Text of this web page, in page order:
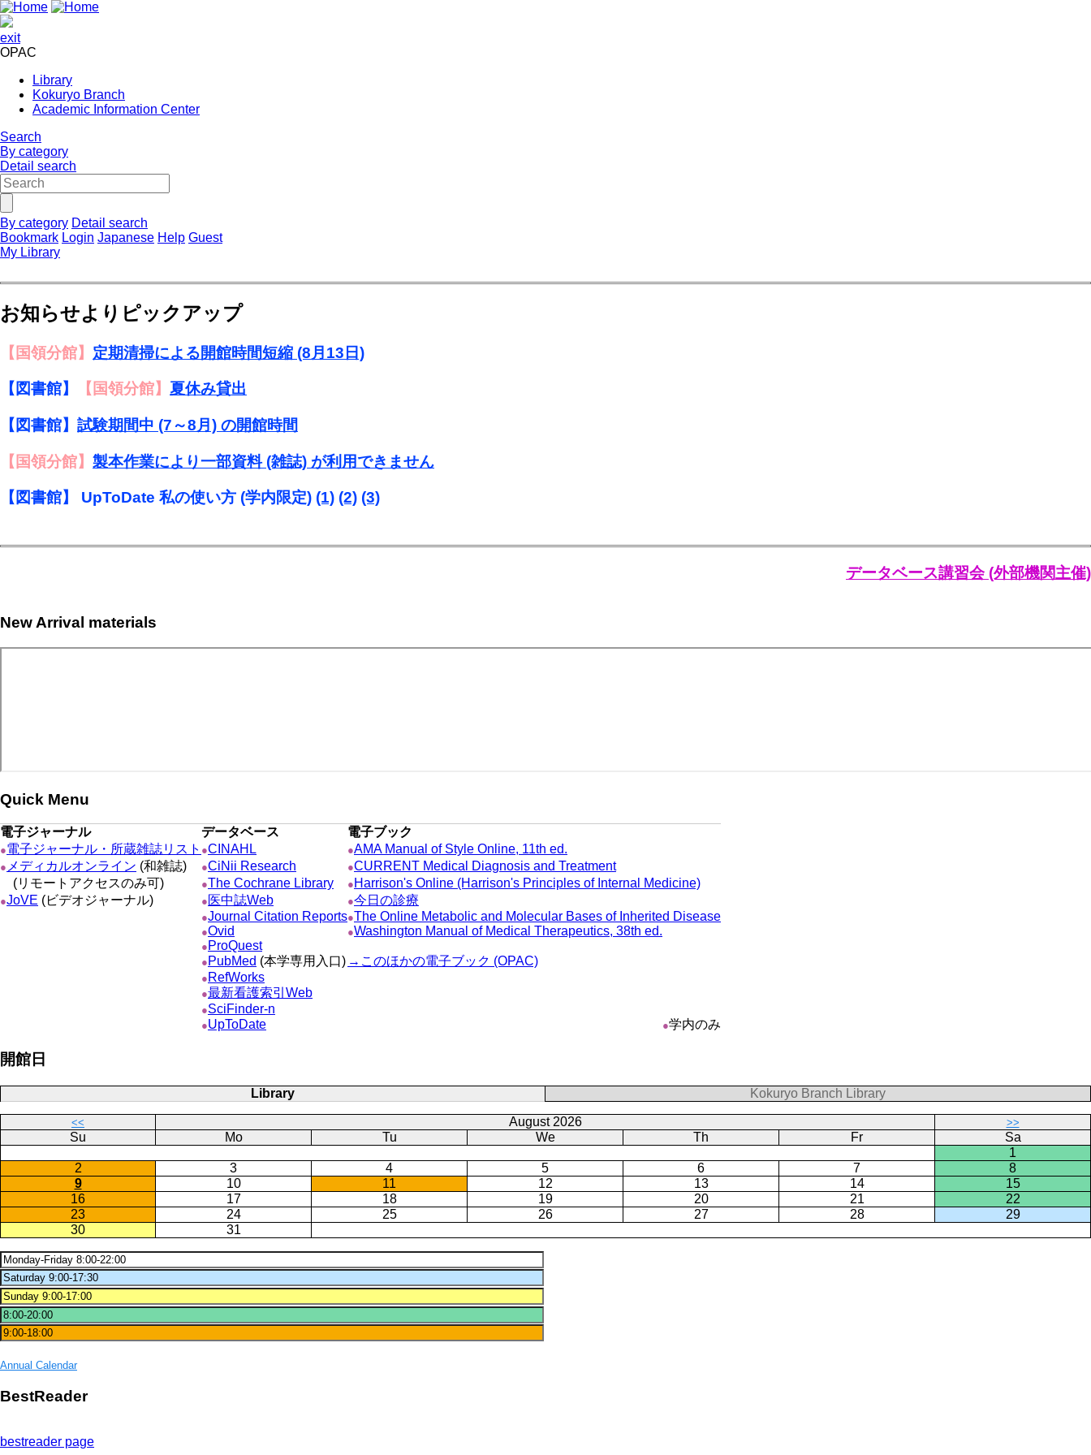
exit
OPAC
Library
Kokuryo Branch
Academic Information Center
Search
By category
Detail search
By category Detail search
Bookmark Login Japanese Help Guest
My Library
お知らせよりピックアップ
【国領分館】 定期清掃による開館時間短縮 (8月13日)
【図書館】 【国領分館】 夏休み貸出
【図書館】 試験期間中 (7～8月) の開館時間
【国領分館】 製本作業により一部資料 (雑誌) が利用できません
【図書館】 UpToDate 私の使い方 (学内限定) (1) (2) (3)
データベース講習会 (外部機関主催)
New Arrival materials
Quick Menu
電子ジャーナル データベース 電子ブック
●電子ジャーナル・所蔵雑誌リスト ●CINAHL ●AMA Manual of Style Online, 11th ed.
● メディカルオンライン (和雑誌) ●CiNii Research ●CURRENT Medical Diagnosis and Treatment
(リモートアクセスのみ可)
●The Cochrane Library ● Harrison's Online (Harrison's Principles of Internal Medicine)
●JoVE (ビデオジャーナル) ● 医中誌Web ●今日の診療
●Journal Citation Reports●The Online Metabolic and Molecular Bases of Inherited Disease
●Ovid ●Washington Manual of Medical Therapeutics, 38th ed.
● ProQuest
● PubMed (本学専用入口) →このほかの電子ブック (OPAC)
● RefWorks
●最新看護索引Web
●SciFinder-n
●UpToDate ●学内のみ
開館日
Library Kokuryo Branch Library
<< August 2026 >>
Su Mo Tu We Th Fr
Sa
1
2
3 4 5 6 7
8
9
10 11 12 13 14
15
16
17 18 19 20 21
22
23
24 25 26 27 28
29
30
31
Annual Calendar
BestReader
bestreader page